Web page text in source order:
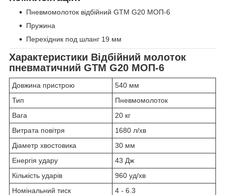
Пневмомолоток відбійний GTM G20 МОП-6
Пружина
Перехідник под шланг 19 мм
Характеристики Відбійний молоток
пневматичний GTM G20 МОП-6
Довжина пристрою
540 мм
Тип
Пневмомолоток
Вага
20 кг
Витрата повітря
1680 л/хв
Діаметр хвостовика
30 мм
Енергія удару
43 Дж
Кількість ударів
960 уд/хв
Номінальний тиск
4 - 6.3